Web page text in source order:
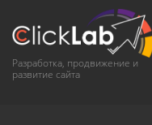
Разработка, продвижение и
развитие сайта